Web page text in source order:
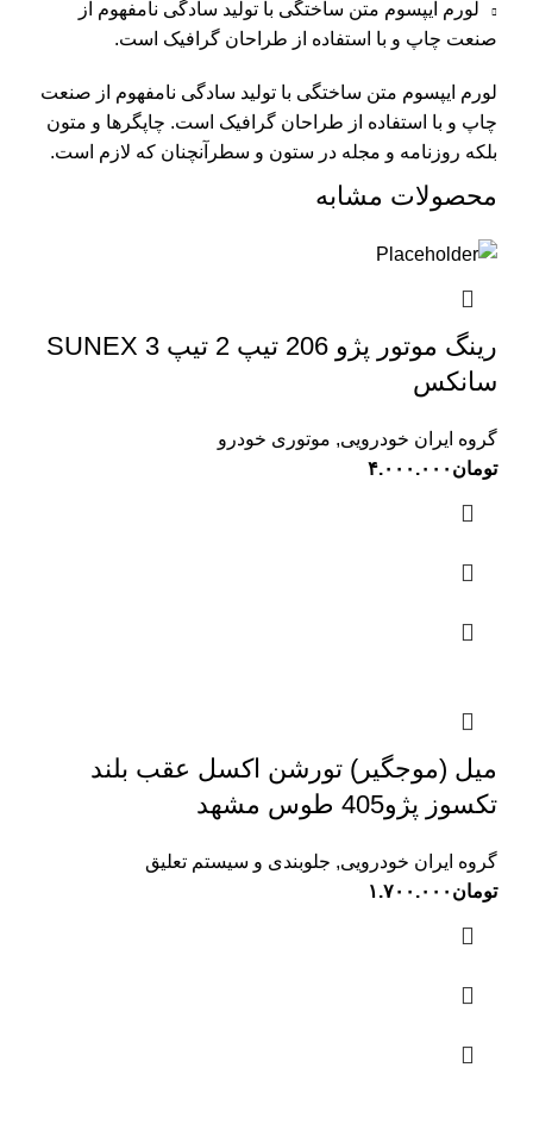
لورم ایپسوم متن ساختگی با تولید سادگی نامفهوم از
صنعت چاپ و با استفاده از طراحان گرافیک است.
لورم ایپسوم متن ساختگی با تولید سادگی نامفهوم از صنعت
چاپ و با استفاده از طراحان گرافیک است. چاپگرها و متون
بلکه روزنامه و مجله در ستون و سطرآنچنان که لازم است.
محصولات مشابه
رینگ موتور پژو 206 تیپ 2 تیپ 3 SUNEX
سانکس
گروه ایران خودرویی, موتوری خودرو
تومان ۴.۰۰۰.۰۰۰
میل (موجگیر) تورشن اکسل عقب بلند
تکسوز پژو405 طوس مشهد
گروه ایران خودرویی, جلوبندی و سیستم تعلیق
تومان ۱.۷۰۰.۰۰۰